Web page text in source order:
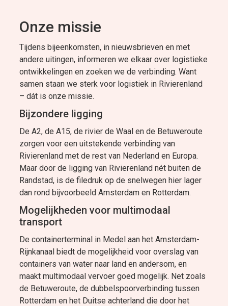
Onze missie
Tijdens bijeenkomsten, in nieuwsbrieven en met
andere uitingen, informeren we elkaar over logistieke
ontwikkelingen en zoeken we de verbinding. Want
samen staan we sterk voor logistiek in Rivierenland
– dát is onze missie.
Bijzondere ligging
De A2, de A15, de rivier de Waal en de Betuweroute
zorgen voor een uitstekende verbinding van
Rivierenland met de rest van Nederland en Europa.
Maar door de ligging van Rivierenland nét buiten de
Randstad, is de filedruk op de snelwegen hier lager
dan rond bijvoorbeeld Amsterdam en Rotterdam.
Mogelijkheden voor multimodaal
transport
De containerterminal in Medel aan het Amsterdam-
Rijnkanaal biedt de mogelijkheid voor overslag van
containers van water naar land en andersom, en
maakt multimodaal vervoer goed mogelijk. Net zoals
de Betuweroute, de dubbelspoorverbinding tussen
Rotterdam en het Duitse achterland die door het